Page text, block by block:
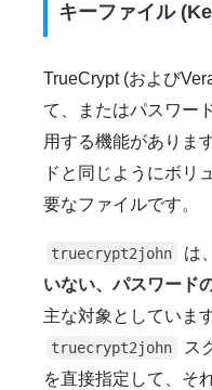
キーファイル
TrueCrypt (および
て、またはパスワー
用する機能がありま
ドと同じようにボリ
要なファイルです。
truecrypt2john は、
いない、パスワード
主な対象としていま
truecrypt2john
ス
を直接指定して、そ